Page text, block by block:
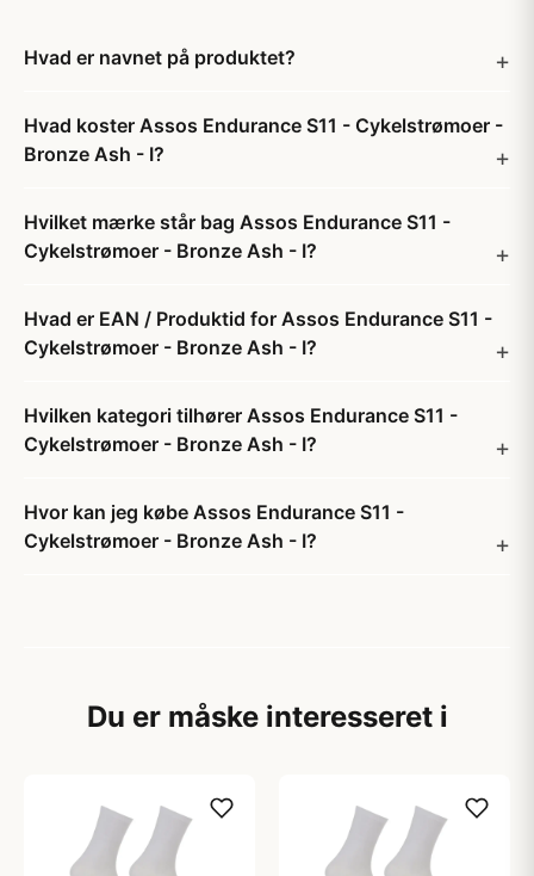
Hvad er navnet på produktet?
Hvad koster Assos Endurance S11 - Cykelstrømoer -
Bronze Ash - I?
Hvilket mærke står bag Assos Endurance S11 -
Cykelstrømoer - Bronze Ash - I?
Hvad er EAN / Produktid for Assos Endurance S11 -
Cykelstrømoer - Bronze Ash - I?
Hvilken kategori tilhører Assos Endurance S11 -
Cykelstrømoer - Bronze Ash - I?
Hvor kan jeg købe Assos Endurance S11 -
Cykelstrømoer - Bronze Ash - I?
Du er måske interesseret i